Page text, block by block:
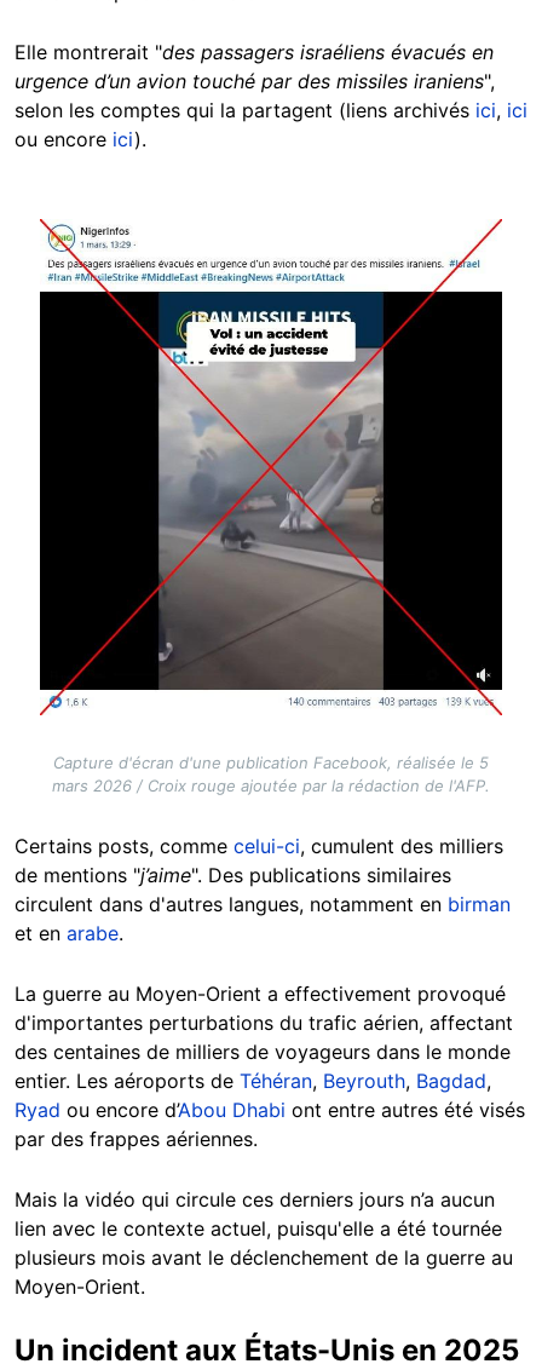
Elle montrerait "des passagers israéliens évacués en
urgence d’un avion touché par des missiles iraniens",
selon les comptes qui la partagent (liens archivés ici, ici
ou encore ici).
Image
Capture d'écran d'une publication Facebook, réalisée le 5
mars 2026 / Croix rouge ajoutée par la rédaction de l'AFP.
Certains posts, comme celui-ci, cumulent des milliers
de mentions "j’aime". Des publications similaires
circulent dans d'autres langues, notamment en birman
et en arabe.
La guerre au Moyen-Orient a effectivement provoqué
d'importantes perturbations du trafic aérien, affectant
des centaines de milliers de voyageurs dans le monde
entier. Les aéroports de Téhéran, Beyrouth, Bagdad,
Ryad ou encore d’Abou Dhabi ont entre autres été visés
par des frappes aériennes.
Mais la vidéo qui circule ces derniers jours n’a aucun
lien avec le contexte actuel, puisqu'elle a été tournée
plusieurs mois avant le déclenchement de la guerre au
Moyen-Orient.
Un incident aux États-Unis en 2025